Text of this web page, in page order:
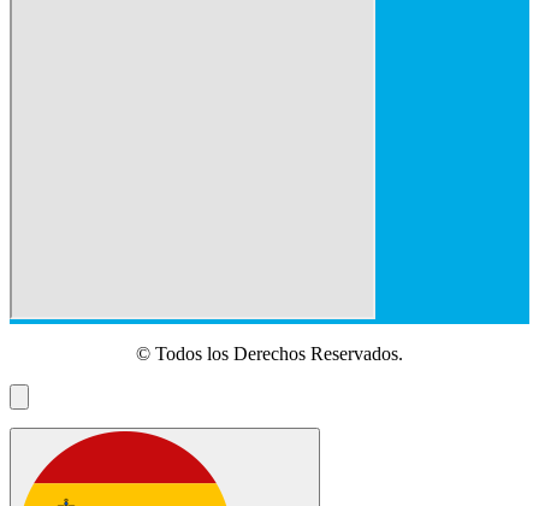
© Todos los Derechos Reservados.